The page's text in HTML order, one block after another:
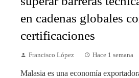
en cadenas globales
certificaciones
Francisco López Hace 1 semana
Malasia es una economía